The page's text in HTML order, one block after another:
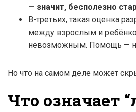
— значит, бесполезно
В-третьих, такая оценка
между взрослым и
невозможным. Помощь —
Но что на самом деле может
Что означает